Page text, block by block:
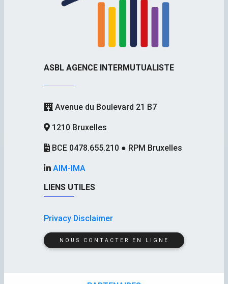
ASBL AGENCE INTERMUTUALISTE
Avenue du Boulevard 21 B7
1210 Bruxelles
BCE 0478.655.210 ● RPM Bruxelles
AIM-IMA
LIENS UTILES
Privacy Disclaimer
NOUS CONTACTER EN LIGNE